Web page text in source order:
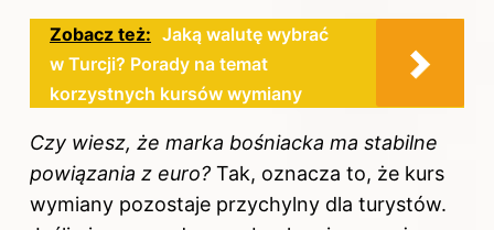
Zobacz też: Jaką walutę wybrać
w Turcji? Porady na temat
korzystnych kursów wymiany
Czy wiesz, że marka bośniacka ma stabilne
powiązania z euro? Tak, oznacza to, że kurs
wymiany pozostaje przychylny dla turystów.